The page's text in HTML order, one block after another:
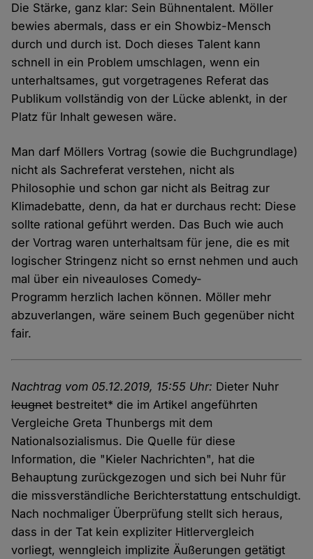
Die Stärke, ganz klar: Sein Bühnentalent. Möller
bewies abermals, dass er ein Showbiz-Mensch
durch und durch ist. Doch dieses Talent kann
schnell in ein Problem umschlagen, wenn ein
unterhaltsames, gut vorgetragenes Referat das
Publikum vollständig von der Lücke ablenkt, in der
Platz für Inhalt gewesen wäre.
Man darf Möllers Vortrag (sowie die Buchgrundlage)
nicht als Sachreferat verstehen, nicht als
Philosophie und schon gar nicht als Beitrag zur
Klimadebatte, denn, da hat er durchaus recht: Diese
sollte rational geführt werden. Das Buch wie auch
der Vortrag waren unterhaltsam für jene, die es mit
logischer Stringenz nicht so ernst nehmen und auch
mal über ein niveauloses Comedy-
Programm herzlich lachen können. Möller mehr
abzuverlangen, wäre seinem Buch gegenüber nicht
fair.
Nachtrag vom 05.12.2019, 15:55 Uhr: Dieter Nuhr
leugnet bestreitet* die im Artikel angeführten
Vergleiche Greta Thunbergs mit dem
Nationalsozialismus. Die Quelle für diese
Information, die "Kieler Nachrichten", hat die
Behauptung zurückgezogen und sich bei Nuhr für
die missverständliche Berichterstattung entschuldigt.
Nach nochmaliger Überprüfung stellt sich heraus,
dass in der Tat kein expliziter Hitlervergleich
vorliegt, wenngleich implizite Äußerungen getätigt